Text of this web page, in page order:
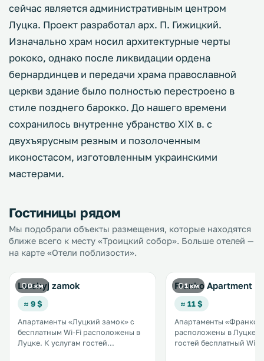
сейчас является административным центром
Луцка. Проект разработал арх. П. Гижицкий.
Изначально храм носил архитектурные черты
рококо, однако после ликвидации ордена
бернардинцев и передачи храма православной
церкви здание было полностью перестроено в
стиле позднего барокко. До нашего времени
сохранилось внутренне убранство XIX в. с
двухъярусным резным и позолоченным
иконостасом, изготовленным украинскими
мастерами.
Гостиницы рядом
Мы подобрали объекты размещения, которые находятся
ближе всего к месту «Троицкий собор». Больше отелей —
на карте «Отели поблизости».
0 км
Lutskyj zamok
≈ 9 $
Апартаменты «Луцкий замок» с
бесплатным Wi-Fi расположены в
Луцке. К услугам гостей
1 км
Franko Apartment
≈ 11 $
Апартаменты «Франко»
расположены в Луцке. К услугам
гостей бесплатный Wi-